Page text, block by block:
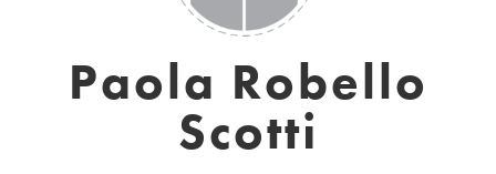
Paola Robello
Scotti